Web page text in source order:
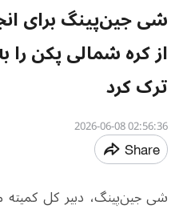
شی جین‌پینگ برای
از کره شمالی پکن
ترک کرد
02:56:36 2026-06-08
Share
شی جین‌پینگ، دبیر کل